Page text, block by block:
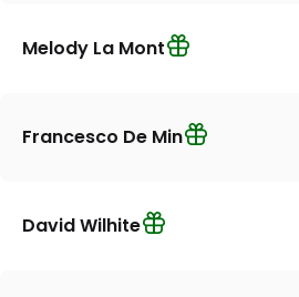
Melody La Mont
Francesco De Min
David Wilhite